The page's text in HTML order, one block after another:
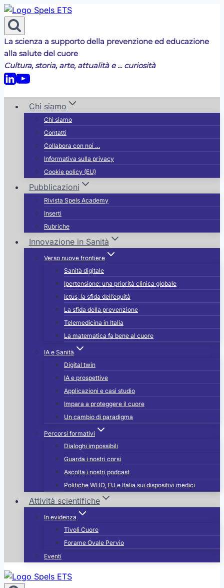
Salta
al
contenuto
La scienza a supporto della prevenzione ed educazione
alla salute del cuore
Cultura, storia, arte, attualità e ... curiosità
Chi siamo
Chi siamo
Contatti
Collabora con noi …
Informativa sulla privacy
Cookie policy (EU)
Pubblicazioni
Rivista Spels Academy
Inserti
Rubriche
Innovazione in Sanità
Verso nuove frontiere
Sanità digitale
Ipertensione: una priorità clinica globale
Ictus, la sfida dell’equità
La sfida della prevenzione
Telemedicina in Italia
La matematica fa bene al cuore
IA e Sanità
Digital twin
IA e prospettive
Applicazioni e casi studio
Impara a proteggere il cuore
Un cambio di paradigma
Percorsi formativi
Dialoghi impossibili
Guarda i nostri corsi
Ascolta i nostri podcast
Politiche WHO, EU e Italia sui dispositivi medici
Attività scientifiche
In evidenza
Tivoli Cuore
Forame Ovale Pervio
Eventi